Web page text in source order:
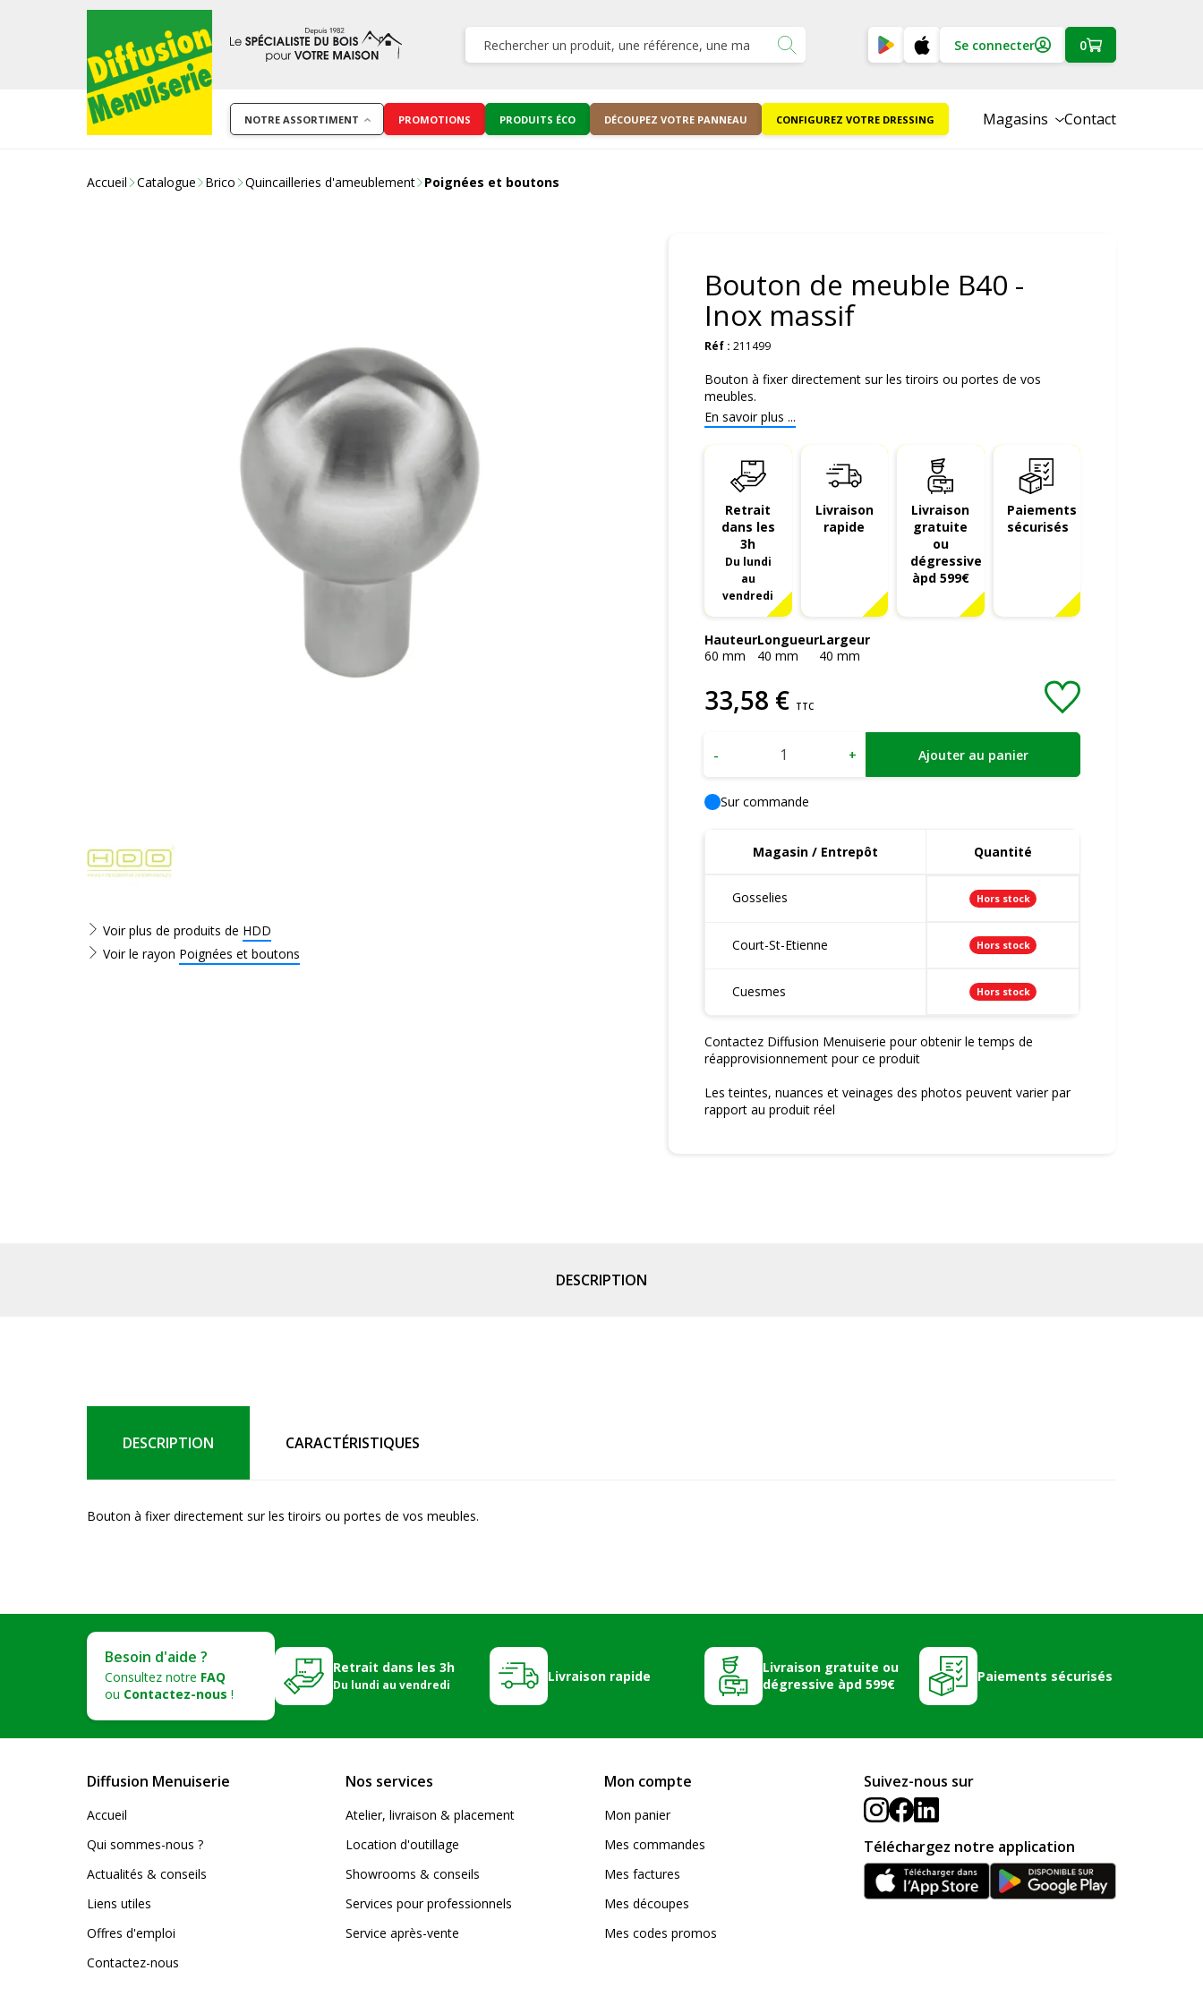
Se connecter 0
NOTRE ASSORTIMENT PROMOTIONS PRODUITS ÉCO DÉCOUPEZ VOTRE PANNEAU CONFIGUREZ VOTRE DRESSING Magasins Contact
Accueil Catalogue Brico Quincailleries d'ameublement Poignées et boutons
Voir plus de produits de HDD
Voir le rayon Poignées et boutons
Bouton de meuble B40 -
Inox massif
Réf : 211499
Bouton à fixer directement sur les tiroirs ou portes de vos
meubles.
En savoir plus ...
Retrait
dans les
3h
Du lundi
au
vendredi
Livraison
rapide
Livraison
gratuite
ou
dégressive
àpd 599€
Paiements
sécurisés
Hauteur
60 mm
Longueur
40 mm
Largeur
40 mm
33,58 € TTC
- + Ajouter au panier
Sur commande
Magasin / Entrepôt Quantité
Gosselies Hors stock
Court-St-Etienne Hors stock
Cuesmes Hors stock
Contactez Diffusion Menuiserie pour obtenir le temps de
réapprovisionnement pour ce produit
Les teintes, nuances et veinages des photos peuvent varier par
rapport au produit réel
DESCRIPTION
DESCRIPTION CARACTÉRISTIQUES
Bouton à fixer directement sur les tiroirs ou portes de vos meubles.
Besoin d'aide ?
Consultez notre FAQ
ou Contactez-nous !
Retrait dans les 3h
Du lundi au vendredi
Livraison rapide
Livraison gratuite ou
dégressive àpd 599€
Paiements sécurisés
Diffusion Menuiserie
Accueil
Qui sommes-nous ?
Actualités & conseils
Liens utiles
Offres d'emploi
Contactez-nous
Nos services
Atelier, livraison & placement
Location d'outillage
Showrooms & conseils
Services pour professionnels
Service après-vente
Mon compte
Mon panier
Mes commandes
Mes factures
Mes découpes
Mes codes promos
Suivez-nous sur
Téléchargez notre application